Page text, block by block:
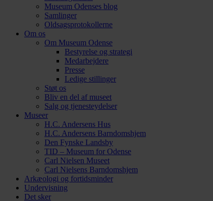
Museum Odenses blog
Samlinger
Oldsagsprotokollerne
Om os
Om Museum Odense
Bestyrelse og strategi
Medarbejdere
Presse
Ledige stillinger
Støt os
Bliv en del af museet
Salg og tjenesteydelser
Museer
H.C. Andersens Hus
H.C. Andersens Barndomshjem
Den Fynske Landsby
TID – Museum for Odense
Carl Nielsen Museet
Carl Nielsens Barndomshjem
Arkæologi og fortidsminder
Undervisning
Det sker